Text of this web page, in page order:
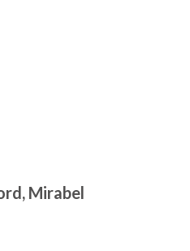
Mirabel